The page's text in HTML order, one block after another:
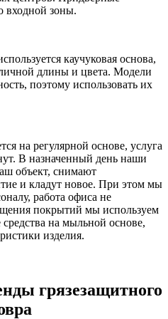
входной зоны.
каучуковая основа,
длины и цвета. Модели
поэтому использовать их
на регулярной основе, услуга
В назначенный день наши
объект, снимают
и кладут новое. При этом мы
работа офиса не
покрытий мы используем
на мыльной основе,
изделия.
грязезащитного